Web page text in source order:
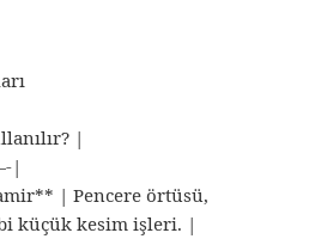
|
|
| Pencere örtüsü,
küçük kesim işleri. |